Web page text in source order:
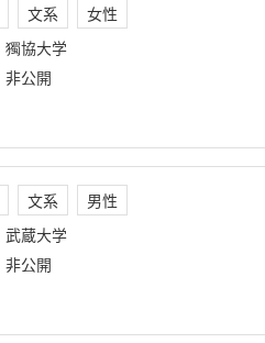
文系
女性
獨協大学
非公開
文系
男性
武蔵大学
非公開